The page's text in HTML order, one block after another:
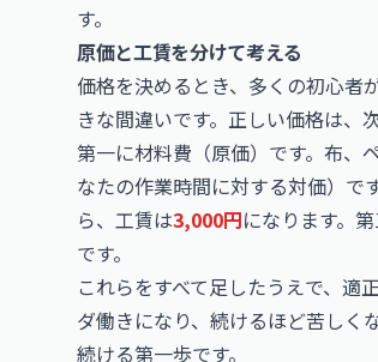
す。
原価と工賃を分けて考える
価格を決めるとき、多くの初心者
きな間違いです。正しい価格は、
第一に材料費（原価）です。布、
なたの作業時間に対する対価）で
ら、工賃は3,000円になります。
です。
これらをすべて足したうえで、適
ダ働きになり、続けるほど苦しく
続ける第一歩です。